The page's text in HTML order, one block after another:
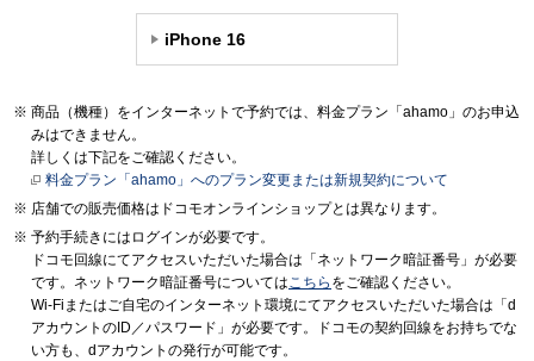
iPhone 16
商品（機種）をインターネットで予約では、料金プラン「ahamo」のお申込
みはできません。
詳しくは下記をご確認ください。
料金プラン「ahamo」へのプラン変更または新規契約について
店舗での販売価格はドコモオンラインショップとは異なります。
予約手続きにはログインが必要です。
ドコモ回線にてアクセスいただいた場合は「ネットワーク暗証番号」が必要
です。ネットワーク暗証番号についてはこちら をご確認ください。
Wi-Fiまたはご自宅のインターネット環境にてアクセスいただいた場合は「d
アカウントのID／パスワード」が必要です。ドコモの契約回線をお持ちでな
い方も、dアカウントの発行が可能です。